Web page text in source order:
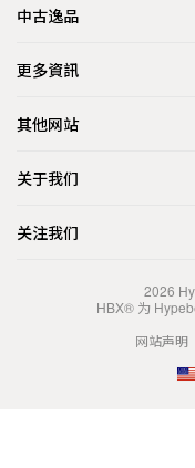
中古逸品
更多資訊
其他网站
关于我们
关注我们
2026
HBX® 为
网站声明